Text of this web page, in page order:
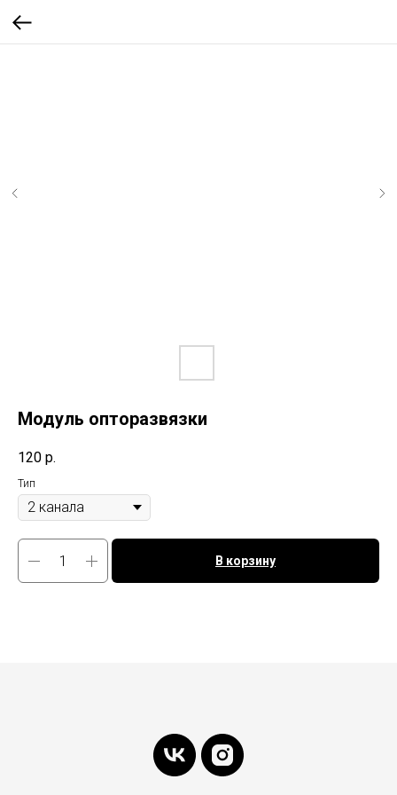
Модуль опторазвязки
120 р.
Тип
В корзину